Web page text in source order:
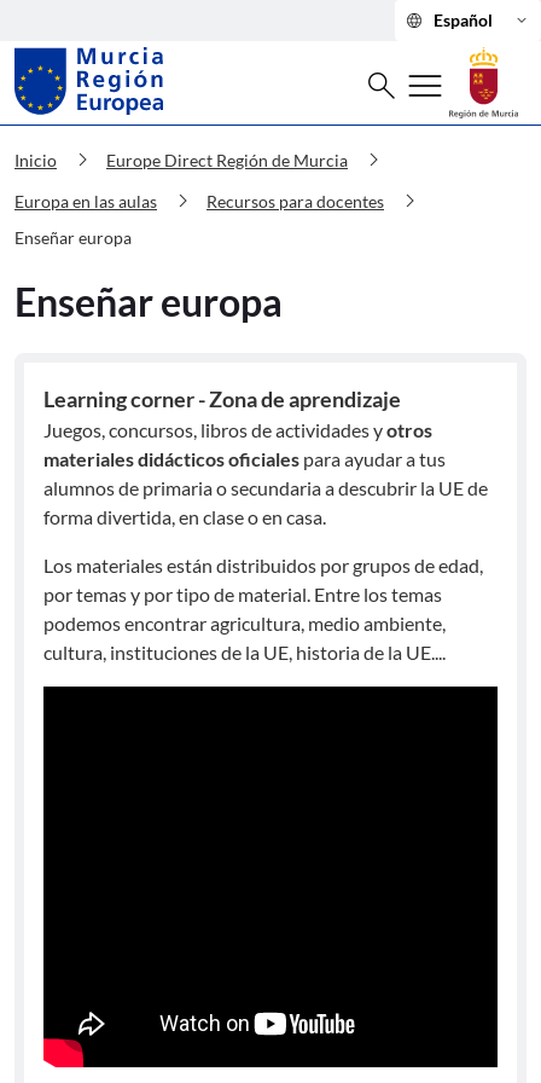
language Español keyboard_arrow_down
Murcia Región Europea Enseñar
Buscar
search menu
Inicio chevron_right Europe Direct Región de Murcia chevron_right
Europa en las aulas chevron_right Recursos para docentes chevron_right
Enseñar europa
Enseñar europa
Learning corner - Zona de aprendizaje
Juegos, concursos, libros de actividades yotros
materiales didácticos oficiales para ayudar a tus
alumnos de primaria o secundaria a descubrir la UE de
forma divertida, en clase o en casa.
Los materiales están distribuidos por grupos de edad,
por temas y por tipo de material. Entre los temas
podemos encontrar agricultura, medio ambiente,
cultura, instituciones de la UE, historia de la UE....